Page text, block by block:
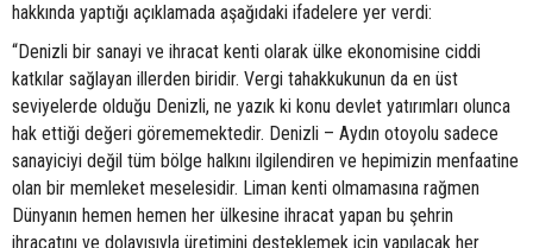
hakkında yaptığı açıklamada aşağıdaki ifadelere yer verdi:
“Denizli bir sanayi ve ihracat kenti olarak ülke ekonomisine ciddi
katkılar sağlayan illerden biridir. Vergi tahakkukunun da en üst
seviyelerde olduğu Denizli, ne yazık ki konu devlet yatırımları olunca
hak ettiği değeri görememektedir. Denizli – Aydın otoyolu sadece
sanayiciyi değil tüm bölge halkını ilgilendiren ve hepimizin menfaatine
olan bir memleket meselesidir. Liman kenti olmamasına rağmen
Dünyanın hemen hemen her ülkesine ihracat yapan bu şehrin
ihracatını ve dolayısıyla üretimini desteklemek için yapılacak her